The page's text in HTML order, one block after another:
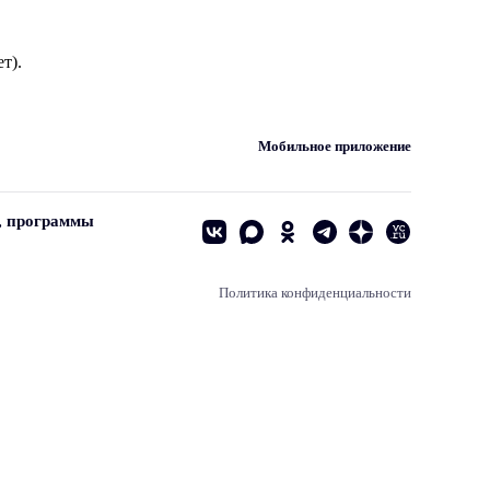
Мобильное приложение
программы
Политика конфиденциальности